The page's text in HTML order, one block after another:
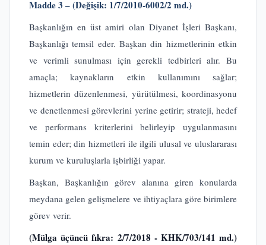
Madde 3 – (Değişik: 1/7/2010-6002/2 md.)
Başkanlığın en üst amiri olan Diyanet İşleri Başkanı,
Başkanlığı temsil eder. Başkan din hizmetlerinin etkin
ve verimli sunulması için gerekli tedbirleri alır. Bu
amaçla; kaynakların etkin kullanımını sağlar;
hizmetlerin düzenlenmesi, yürütülmesi, koordinasyonu
ve denetlenmesi görevlerini yerine getirir; strateji, hedef
ve performans kriterlerini belirleyip uygulanmasını
temin eder; din hizmetleri ile ilgili ulusal ve uluslararası
kurum ve kuruluşlarla işbirliği yapar.
Başkan, Başkanlığın görev alanına giren konularda
meydana gelen gelişmelere ve ihtiyaçlara göre birimlere
görev verir.
(Mülga üçüncü fıkra: 2/7/2018 - KHK/703/141 md.)